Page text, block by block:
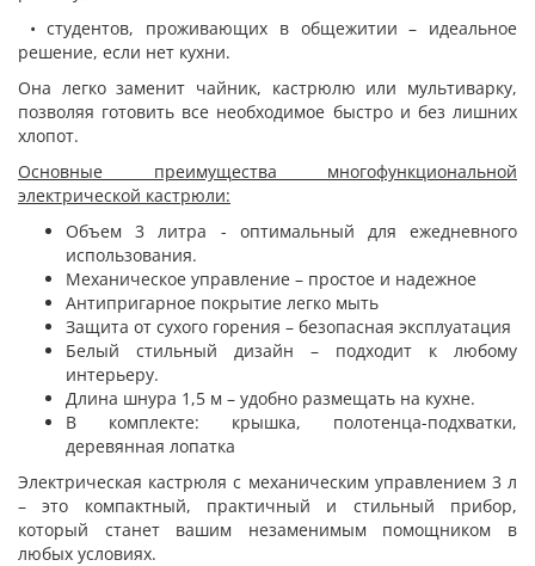
• студентов, проживающих в общежитии – идеальное
решение, если нет кухни.
Она легко заменит чайник, кастрюлю или мультиварку,
позволяя готовить все необходимое быстро и без лишних
хлопот.
Основные преимущества многофункциональной
электрической кастрюли:
Объем 3 литра - оптимальный для ежедневного
использования.
Механическое управление – простое и надежное
Антипригарное покрытие легко мыть
Защита от сухого горения – безопасная эксплуатация
Белый стильный дизайн – подходит к любому
интерьеру.
Длина шнура 1,5 м – удобно размещать на кухне.
В комплекте: крышка, полотенца-подхватки,
деревянная лопатка
Электрическая кастрюля с механическим управлением 3 л
– это компактный, практичный и стильный прибор,
который станет вашим незаменимым помощником в
любых условиях.